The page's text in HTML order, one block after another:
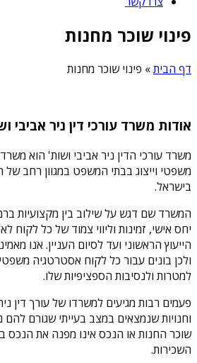
פינוי שוכר מחנות
דף הבית» פינוי שוכר מחנות
אודות משרד עורכי דין ניר אביבי
משרד עורכי הדין ניר אביבי ושות' הוא
משפטי וייצוג בבתי המשפט במגוון רחב של
בישראל.
המשרד שם דגש על שילוב בין מקצועיות
יחס אישי, זמינות וליווי צמוד של כל
הייעוץ הראשוני ועד לסיום העניין. אנו
ולכן בונים עבור כל לקוח אסטרטגיה
למטרות ולנסיבות הספציפיות שלו.
פעמים רבות מגיעים למשרדו של עורך דין
וחנויות שנמצאים במצב בעייתי שגורם להם
שוכר החנות או הנכס אינו מפנה את הנכס
השכירות.